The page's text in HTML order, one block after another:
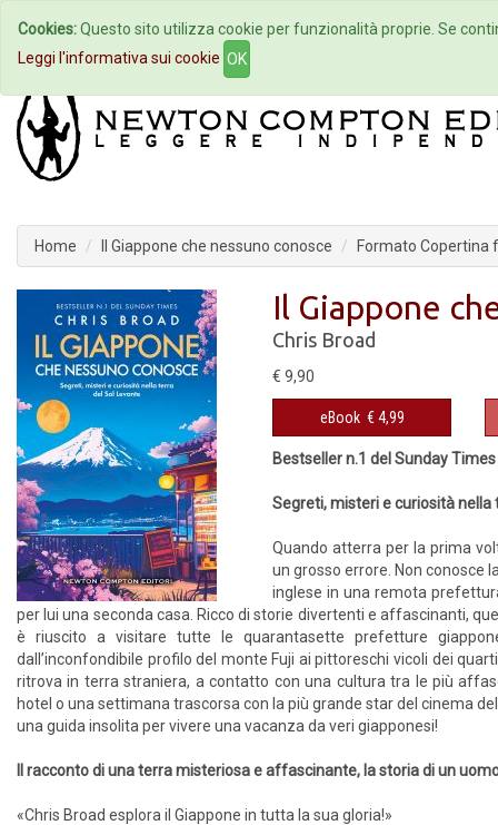
Home Autori Eventi
Home Il Giappone che nessuno conosce Formato Copertina
Il Giappone
Chris Broad
€ 9,90
eBook € 4,99
Bestseller n.1 del Sunday Times
Segreti, misteri e curiosità nella
Quando atterra per la prima
un grosso errore. Non conosce
inglese in una remota
per lui una seconda casa. Ricco di storie divertenti e affascinanti,
è riuscito a visitare tutte le quarantasette prefetture
dall’inconfondibile profilo del monte Fuji ai pittoreschi vicoli dei
ritrova in terra straniera, a contatto con una cultura tra le più
hotel o una settimana trascorsa con la più grande star del cinema
una guida insolita per vivere una vacanza da veri giapponesi!
Il racconto di una terra misteriosa e affascinante, la storia di un
«Chris Broad esplora il Giappone in tutta la sua gloria!»
Cookies:Questo sito utilizza cookie per funzionalità proprie. Se
Leggi l'informativa sui cookie OK